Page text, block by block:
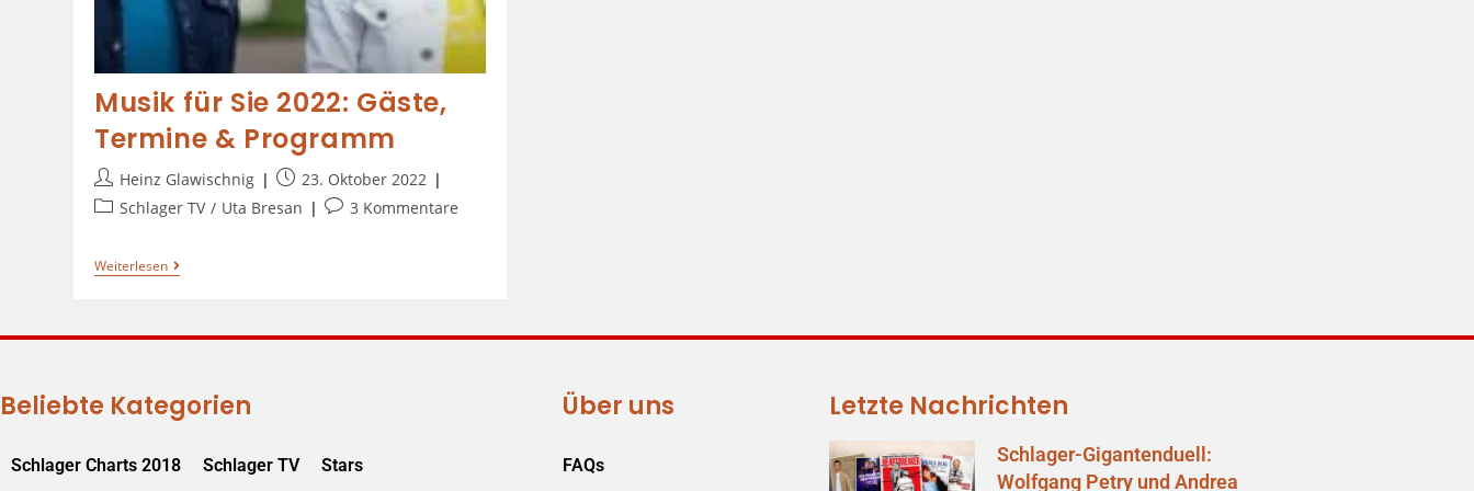
Musik für Sie 2022: Gäste,
Termine & Programm
Heinz Glawischnig
23. Oktober 2022
Schlager TV / Uta Bresan 3 Kommentare
Weiterlesen
Beliebte Kategorien
Schlager Charts 2018 Schlager TV Stars
Über uns
FAQs
Letzte Nachrichten
Schlager-Gigantenduell:
Wolfgang Petry und Andrea